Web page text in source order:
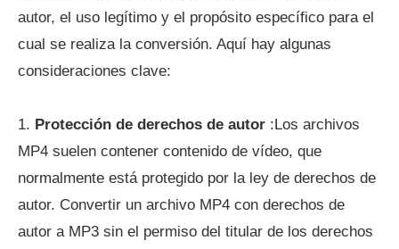
autor, el uso legítimo y el propósito específico para el
cual se realiza la conversión. Aquí hay algunas
consideraciones clave:
1. Protección de derechos de autor :Los archivos
MP4 suelen contener contenido de vídeo, que
normalmente está protegido por la ley de derechos de
autor. Convertir un archivo MP4 con derechos de
autor a MP3 sin el permiso del titular de los derechos